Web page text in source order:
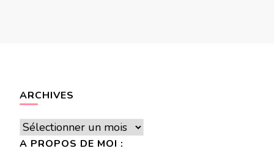
ARCHIVES
Archives
A PROPOS DE MOI :